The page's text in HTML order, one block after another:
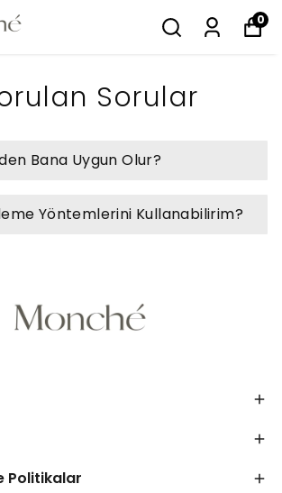
0
Sorular
Bana Uygun Olur?
Yöntemlerini Kullanabilirim?
Politikalar